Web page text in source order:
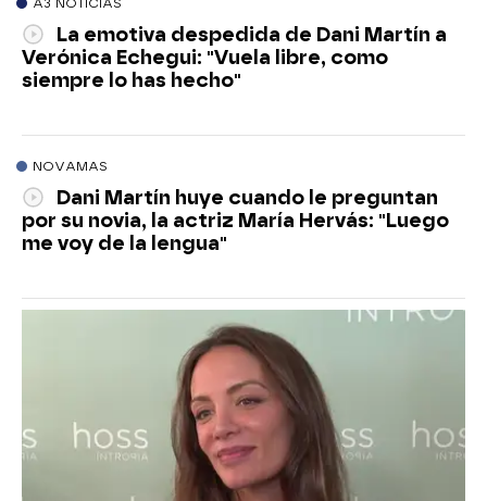
A3 NOTICIAS
La emotiva despedida de Dani Martín a
Verónica Echegui: "Vuela libre, como
siempre lo has hecho"
NOVAMAS
Dani Martín huye cuando le preguntan
por su novia, la actriz María Hervás: "Luego
me voy de la lengua"